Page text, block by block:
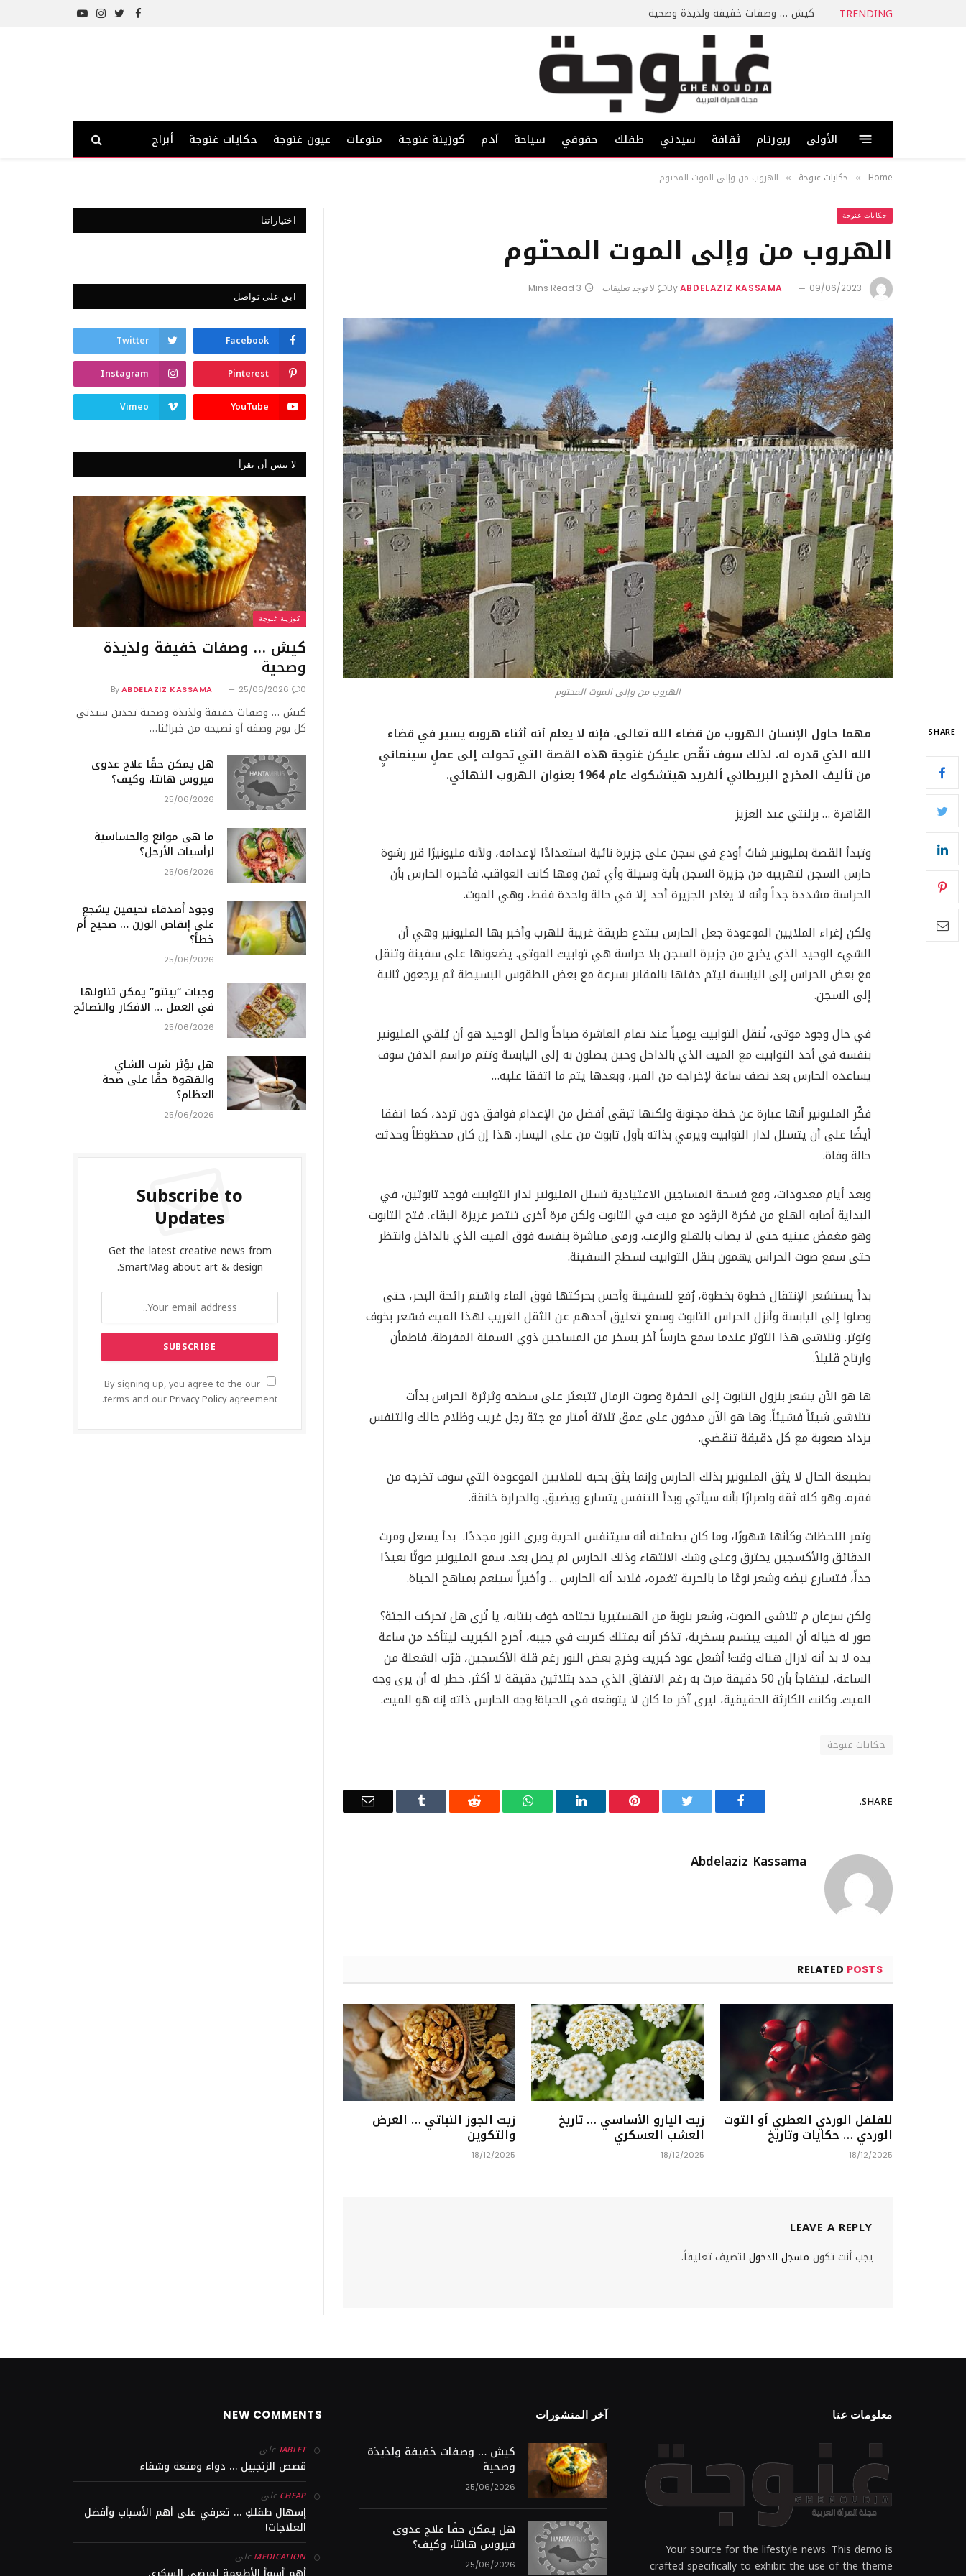
TRENDING كيش … وصفات خفيفة ولذيذة وصحية Facebook
Twitter
Instagram
YouTube
الأولى ربورتام ثقافة سيدتي طفلك حقوقي سياحة آدم كوزينة غنوجة منوعات عيون غنوجة حكايات غنوجة أبراج
Home
» حكايات غنوجة » الهروب من وإلى الموت المحتوم
حكايات غنوجة
الهروب من وإلى الموت المحتوم
ByABDELAZIZ KASSAMA 09/06/2023 لا توجد تعليقات 3 Mins Read
الهروب من وإلى الموت المحتوم
SHARE
مهما حاول الإنسان الهروب من قضاء الله تعالى، فإنه لا يعلم أنه أثناء هروبه يسير في قضاء
الله الذي قدره له. لذلك سوف تقٌص عليكن غنوجة هذه القصة التي تحولت إلى عملٍ سينمائيٍ
من تأليف المخرج البريطاني ألفريد هيتشكوك عام 1964 بعنوان الهروب النهائي.
القاهرة … برلنتي عبد العزيز
وتبدأ القصة بمليونير شابً أودع في سجن على جزيرة نائية استعدادًا لإعدامه، ولأنه مليونيرًا قرر رشوة
حارس السجن لتهريبه من جزيرة السجن بأية وسيلة وأي ثمن ومها كانت العواقب. فأخبره الحارس بأن
الحراسة مشددة جداً وأنه لا يغادر الجزيرة أحد إلا في حالة واحدة فقط، وهي الموت.
ولكن إغراء الملايين الموعودة جعل الحارس يبتدع طريقة غريبة للهرب وأخبر بها المليونير وهي أن
الشيء الوحيد الذي يخرج من جزيرة السجن بلا حراسة هي توابيت الموتى. يضعونها على سفينة وتنقل
مع بعض الحراس إلى اليابسة ليتم دفنها بالمقابر بسرعة مع بعض الطقوس البسيطة ثم يرجعون ثانية
إلى السجن.
في حال وجود موتى، تُنقل التوابيت يومياً عند تمام العاشرة صباحاً والحل الوحيد هو أن يُلقي المليونير
بنفسه في أحد التوابيت مع الميت الذي بالداخل وحين يصلون به إلى اليابسة وتتم مراسم الدفن سوف
يساعده الحارس بعد نصف ساعة لإخراجه من القبر، وبعدها يتم ما اتفقا عليه…
فكّر المليونير أنها عبارة عن خطة مجنونة ولكنها تبقى أفضل من الإعدام فوافق دون تردد، كما اتفقا
أيضًا على أن يتسلل لدار التوابيت ويرمي بذاته بأول تابوت من على اليسار. هذا إن كان محظوظاً وحدثت
حالة وفاة.
وبعد أيام معدودات، ومع فسحة المساجين الاعتيادية تسلل المليونير لدار التوابيت فوجد تابوتين، في
البداية أصابه الهلع من فكرة الرقود مع ميت في التابوت ولكن مرة أخرى تنتصر غريزة البقاء. فتح التابوت
وهو مغمض عينيه حتى لا يصاب بالهلع والرعب. ورمى مباشرة بنفسه فوق الميت الذي بالداخل وانتظر
حتى سمع صوت الحراس يهمون بنقل التوابيت لسطح السفينة.
بدأ يستشعر الإنتقال خطوة بخطوة، رُفع للسفينة وأحس بحركتها فوق الماء واشتم رائحة البحر، حتى
وصلوا إلى اليابسة وأنزل الحراس التابوت وسمع تعليق أحدهم عن الثقل الغريب لهذا الميت فشعر بخوف
وتوتر. وتلاشى هذا التوتر عندما سمع حارساً آخر يسخر من المساجين ذوي السمنة المفرطة. فاطمأن
وارتاح قليلاً.
ها هو الآن يشعر بنزول التابوت إلى الحفرة وصوت الرمال تتبعثر على سطحه وثرثرة الحراس بدأت
تتلاشى شيئاً فشيئاً. وها هو الآن مدفون على عمق ثلاثة أمتار مع جثة رجل غريب وظلام حالك والتنفس
يزداد صعوبة مع كل دقيقة تنقضي.
بطبيعة الحال لا يثق المليونير بذلك الحارس وإنما يثق بحبه للملايين الموعودة التي سوف تخرجه من
فقره. وهو كله ثقة واصرارًا بأنه سيأتي وبدأ التنفس يتسارع ويضيق. والحرارة خانقة.
وتمر اللحظات وكأنها شهورًا، وما كان يطمئنه أنه سيتنفس الحرية ويرى النور مجددًا. بدأ يسعل ومرت
الدقائق والأكسجين يحترق وعلى وشك الانتهاء وذلك الحارس لم يصل بعد. سمع المليونير صوتًا بعيدًا
جداً، فتسارع نبضه وشعر نوعًا ما بالحرية تغمره، فلابد أنه الحارس … وأخيراً سينعم بمباهج الحياة.
ولكن سرعان م تلاشى الصوت، وشعر بنوبة من الهستيريا تجتاحه خوف بنتابه، يا تُرى هل تحركت الجثة؟
صور له خياله أن الميت يبتسم بسخرية، تذكر أنه يمتلك كبريت في جيبه، أخرج الكبريت ليتأكد من ساعة
يده لا بد أنه لازال هناك وقت! أشعل عود كبريت وخرج بعض النور رغم قلة الأكسجين، قرّب الشعلة من
الساعة، ليتفاجأ بأن 50 دقيقة مرت به رغم الاتفاق الذي حدد بثلاثين دقيقة لا أكثر. خطر له أن يرى وجه
الميت. وكانت الكارثة الحقيقية، ليرى آخر ما كان لا يتوقعه في الحياة! وجه الحارس ذاته إنه هو الميت.
حكايات غنوجة
SHARE.
Facebook
Pinterest
LinkedIn
WhatsApp
Reddit
Tumblr
Email
Abdelaziz Kassama
RELATED POSTS
للفلفل الوردي العطري أو التوت
الوردي … حكايات وتاريخ
18/12/2025
زيت اليارو الأساسي … تاريخ
العشب العسكري
18/12/2025
زيت الجوز النباتي … العرض
والتكوين
18/12/2025
LEAVE A REPLY
يجب أنت تكون مسجل الدخول لتضيف تعليقاً.
اختياراتنا
ابق على تواصل
Facebook
Twitter
Pinterest
Instagram
YouTube
Vimeo
لا تنس أن تقرأ
كوزينة غنوجة
كيش … وصفات خفيفة ولذيذة
وصحية
By ABDELAZIZ KASSAMA 25/06/2026 0
كيش … وصفات خفيفة ولذيذة وصحية تجدين سيدتي
كل يوم وصفة أو نصيحة من خبرائنا…
هل يمكن حقًا علاج عدوى
فيروس هانتا، وكيف؟
25/06/2026
ما هي موانع والحساسية
لرأسيات الأرجل؟
25/06/2026
وجود أصدقاء نحيفين يشجع
على إنقاص الوزن … صحيح أم
خطأ؟
25/06/2026
وجبات “بينتو” يمكن تناولها
في العمل … الافكار والنصائح
25/06/2026
هل يؤثر شرب الشاي
والقهوة حقًا على صحة
العظام؟
25/06/2026
Subscribe to
Updates
Get the latest creative news from
SmartMag about art & design.
By signing up, you agree to the our
terms and ourPrivacy Policyagreement.
معلومات عنا
Your source for the lifestyle news. This demo is
crafted specifically to exhibit the use of the theme
آخر المنشورات
كيش … وصفات خفيفة ولذيذة
وصحية
25/06/2026
هل يمكن حقًا علاج عدوى
فيروس هانتا، وكيف؟
25/06/2026
NEW COMMENTS
TABLET على
قصص الزنجبيل … دواء ومتعة وشفاء
CHEAPعلى
إسهال طفلكِ … تعرفي على أهم الأسباب وأفضل
العلاجات!
MEDICATIONعلى